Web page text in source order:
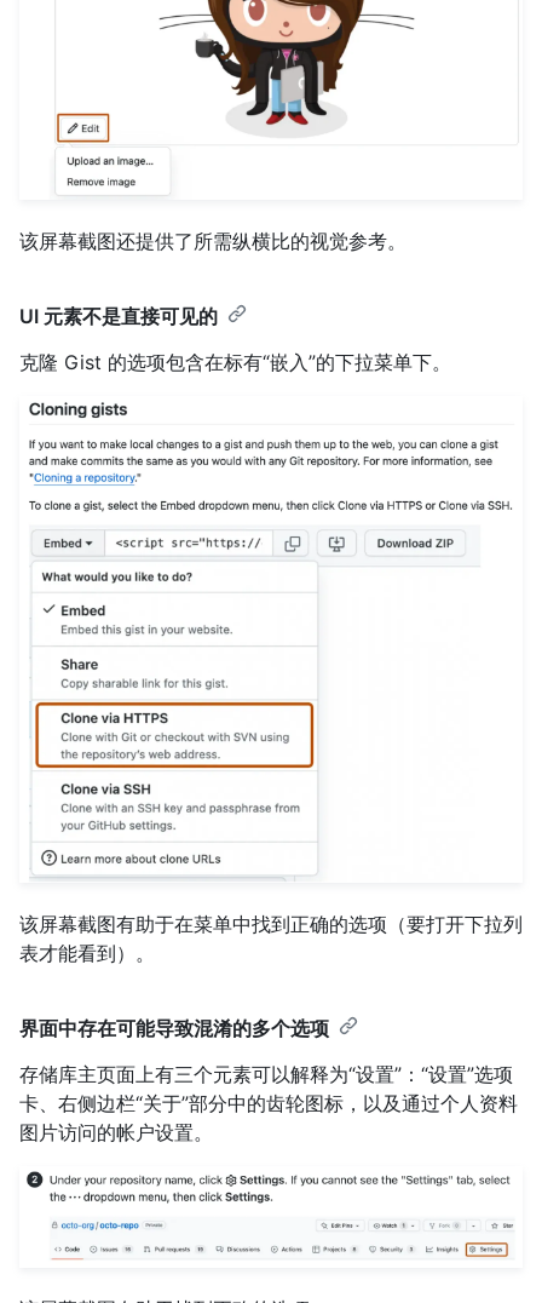
该屏幕截图还提供了所需纵横比的视觉参考。
UI 元素不是直接可见的
克隆 Gist 的选项包含在标有“嵌入”的下拉菜单下。
该屏幕截图有助于在菜单中找到正确的选项（要打开下拉列
表才能看到）。
界面中存在可能导致混淆的多个选项
存储库主页面上有三个元素可以解释为“设置”：“设置”选项
卡、右侧边栏“关于”部分中的齿轮图标，以及通过个人资料
图片访问的帐户设置。